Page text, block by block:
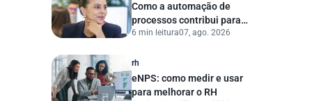
Como a automação de
processos contribui para
uma gestão pública mais
6 min leitura07, ago. 2026
rh
eNPS: como medir e usar
para melhorar o RH